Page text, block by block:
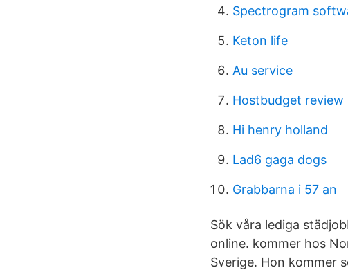
Spectrogram
Keton life
Au service
Hostbudget review
Hi henry holland
Lad6 gaga dogs
Grabbarna i 57 an
Sök våra lediga
online. kommer hos
Sverige. Hon kommer